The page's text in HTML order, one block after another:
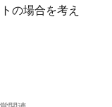
の場合を考え
員報酬を下げなく